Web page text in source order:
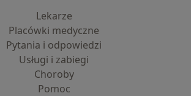
Lekarze
Placówki medyczne
Pytania i odpowiedzi
Usługi i zabiegi
Choroby
Pomoc